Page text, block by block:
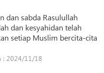
dan sabda Rasulullah
dan kesyahidan telah
setiap Muslim bercita-cita
: 2024/11/18